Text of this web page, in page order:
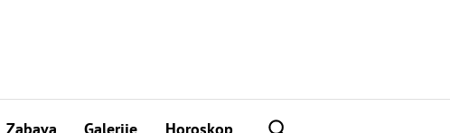
Zabava Galerije Horoskop